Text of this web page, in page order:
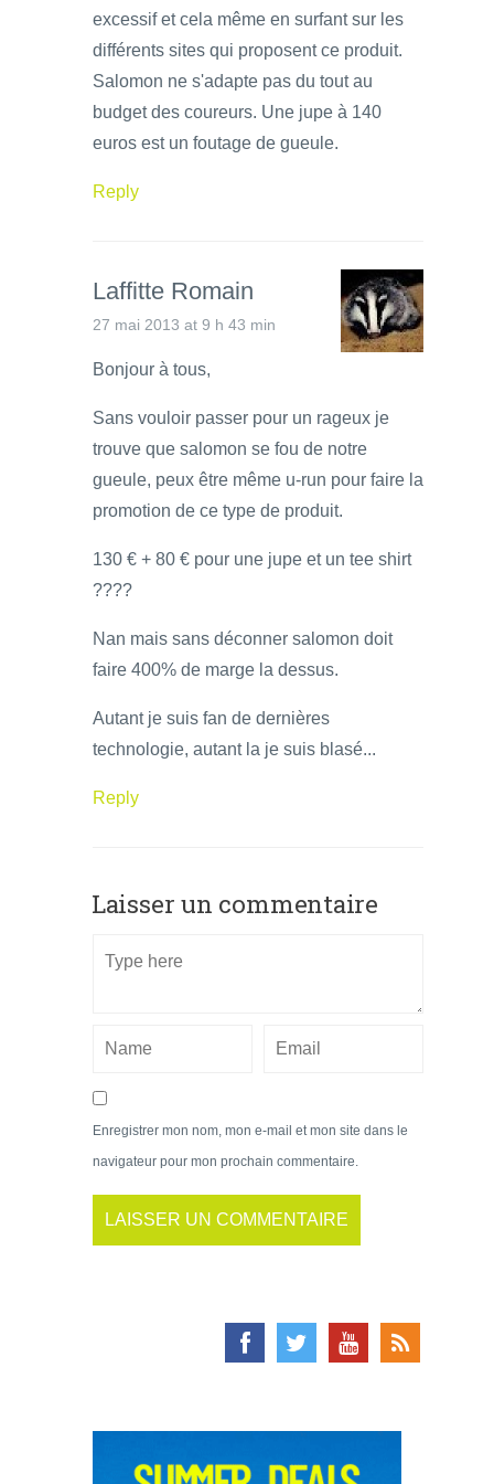
excessif et cela même en surfant sur les
différents sites qui proposent ce produit.
Salomon ne s'adapte pas du tout au
budget des coureurs. Une jupe à 140
euros est un foutage de gueule.
Reply
Laffitte Romain
27 mai 2013 at 9 h 43 min
Bonjour à tous,
Sans vouloir passer pour un rageux je
trouve que salomon se fou de notre
gueule, peux être même u-run pour faire la
promotion de ce type de produit.
130 € + 80 € pour une jupe et un tee shirt
????
Nan mais sans déconner salomon doit
faire 400% de marge la dessus.
Autant je suis fan de dernières
technologie, autant la je suis blasé...
Reply
Laisser un commentaire
Enregistrer mon nom, mon e-mail et mon site dans le
navigateur pour mon prochain commentaire.